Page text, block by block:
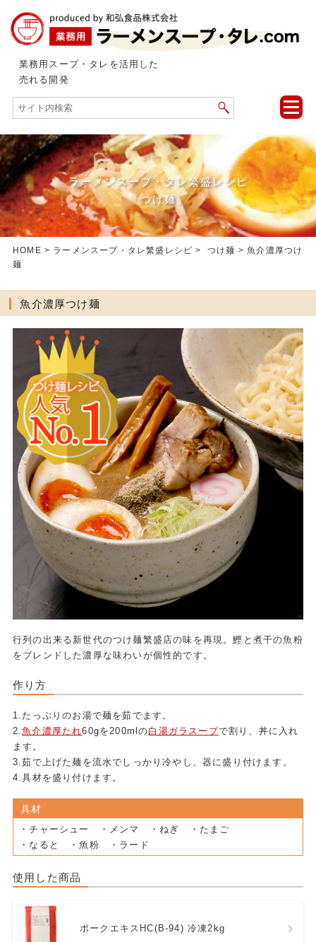
業務用スープ・タレを活用した
売れる開発
toggle
ラーメンスープ・タレ繁盛レシピ
「つけ麺」
HOME > ラーメンスープ・タレ繁盛レシピ >つけ麺 > 魚介濃厚つけ
麺
魚介濃厚つけ麺
行列の出来る新世代のつけ麺繁盛店の味を再現。鰹と煮干の魚粉
をブレンドした濃厚な味わいが個性的です。
作り方
1.たっぷりのお湯で麺を茹でます。
2.魚介濃厚たれ60gを200mlの白湯ガラスープで割り、丼に入れ
ます。
3.茹で上げた麺を流水でしっかり冷やし、器に盛り付けます。
4.具材を盛り付けます。
具材
・チャーシュー ・メンマ ・ねぎ ・たまご
・なると ・魚粉 ・ラード
使用した商品
ポークエキスHC(B-94) 冷凍2kg